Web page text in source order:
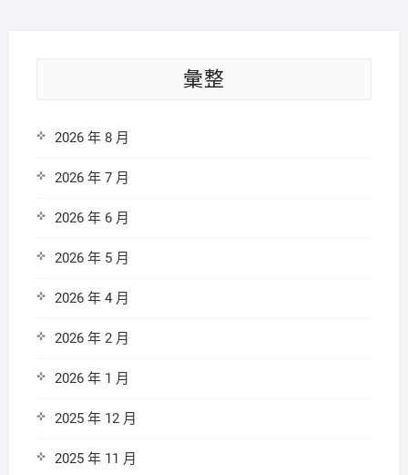
彙整
2026 年 8 月
2026 年 7 月
2026 年 6 月
2026 年 5 月
2026 年 4 月
2026 年 2 月
2026 年 1 月
2025 年 12 月
2025 年 11 月